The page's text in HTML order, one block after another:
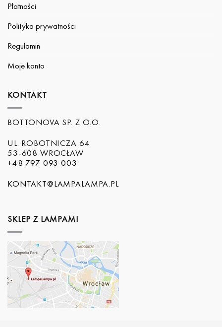
Płatności
Polityka prywatności
Regulamin
Moje konto
KONTAKT
BOTTONOVA SP. Z O.O.
UL. ROBOTNICZA 64
53-608 WROCŁAW
+48 797 093 003
KONTAKT@LAMPALAMPA.PL
SKLEP Z LAMPAMI